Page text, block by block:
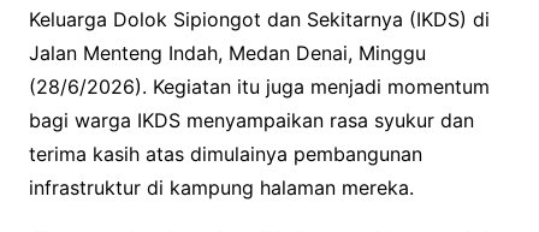
Keluarga Dolok Sipiongot dan Sekitarnya (IKDS) di
Jalan Menteng Indah, Medan Denai, Minggu
(28/6/2026). Kegiatan itu juga menjadi momentum
bagi warga IKDS menyampaikan rasa syukur dan
terima kasih atas dimulainya pembangunan
infrastruktur di kampung halaman mereka.